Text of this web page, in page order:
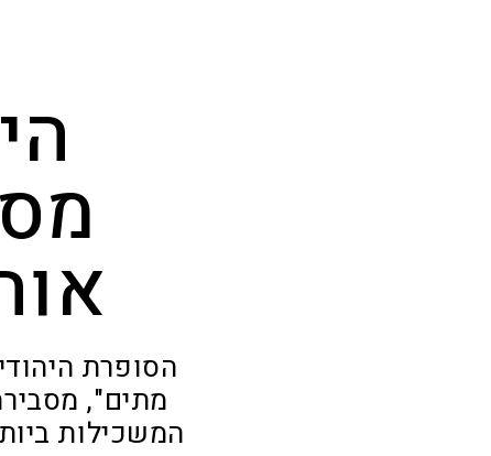
הסופרת
מתים",
המשכילות